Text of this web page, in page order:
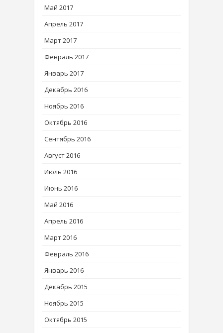
Май 2017
Апрель 2017
Март 2017
Февраль 2017
Январь 2017
Декабрь 2016
Ноябрь 2016
Октябрь 2016
Сентябрь 2016
Август 2016
Июль 2016
Июнь 2016
Май 2016
Апрель 2016
Март 2016
Февраль 2016
Январь 2016
Декабрь 2015
Ноябрь 2015
Октябрь 2015